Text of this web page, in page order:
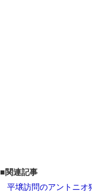
■関連記事
平壌訪問のアントニオ